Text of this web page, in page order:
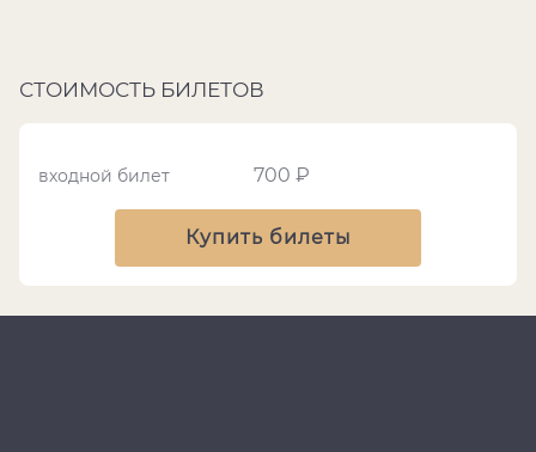
СТОИМОСТЬ БИЛЕТОВ
входной билет 700 ₽
Купить билеты